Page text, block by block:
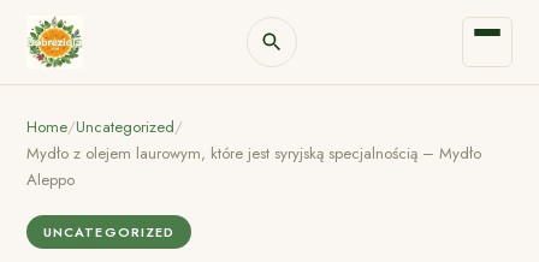
Home/Uncategorized/
Mydło z olejem laurowym, które jest syryjską specjalnością – Mydło
Aleppo
UNCATEGORIZED